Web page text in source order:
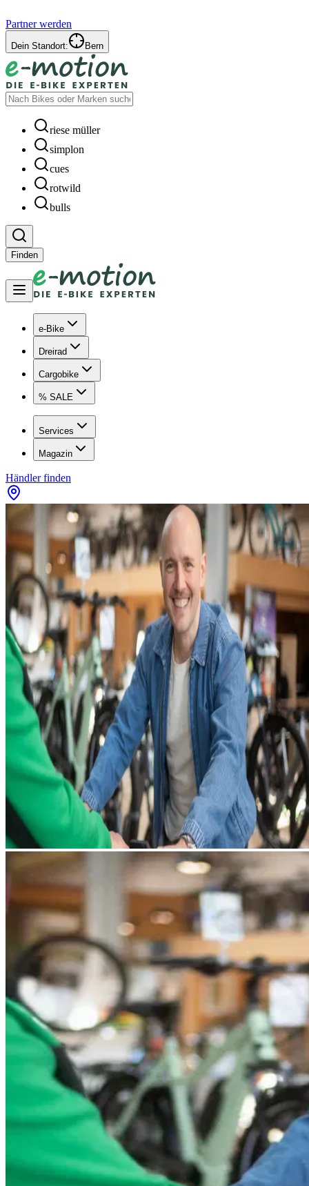
Partner werden
Dein Standort: Bern
riese müller
simplon
cues
rotwild
bulls
Finden
e-Bike
Dreirad
Cargobike
% SALE
Services
Magazin
Händler finden